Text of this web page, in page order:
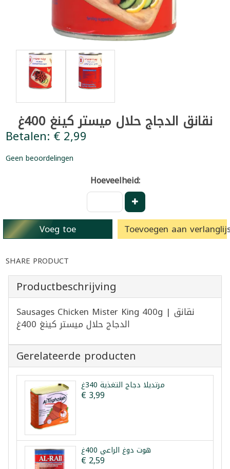
نقانق الدجاج حلال ميستر كينغ 400غ
Betalen: € 2,99
Geen beoordelingen
Hoeveelheid:
Voeg toe Toevoegen aan
SHARE PRODUCT
Productbeschrijving
Sausages Chicken Mister King 400g | نقانق
الدجاج حلال ميستر كينغ 400غ
Gerelateerde producten
مرتديلا دجاج التغذية 340غ
€ 3,99
هوت دوغ الراعي 400غ
€ 2,59